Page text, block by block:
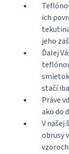
ich
jeho
Ďalej
stačí
Práve
ako do
V našej
obrusy
vzoroch.